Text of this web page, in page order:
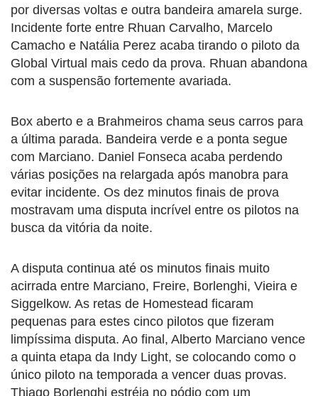
por diversas voltas e outra bandeira amarela surge.
Incidente forte entre Rhuan Carvalho, Marcelo
Camacho e Natália Perez acaba tirando o piloto da
Global Virtual mais cedo da prova. Rhuan abandona
com a suspensão fortemente avariada.
Box aberto e a Brahmeiros chama seus carros para
a última parada. Bandeira verde e a ponta segue
com Marciano. Daniel Fonseca acaba perdendo
várias posições na relargada após manobra para
evitar incidente. Os dez minutos finais de prova
mostravam uma disputa incrível entre os pilotos na
busca da vitória da noite.
A disputa continua até os minutos finais muito
acirrada entre Marciano, Freire, Borlenghi, Vieira e
Siggelkow. As retas de Homestead ficaram
pequenas para estes cinco pilotos que fizeram
limpíssima disputa. Ao final, Alberto Marciano vence
a quinta etapa da Indy Light, se colocando como o
único piloto na temporada a vencer duas provas.
Thiago Borlenghi estréia no pódio com um